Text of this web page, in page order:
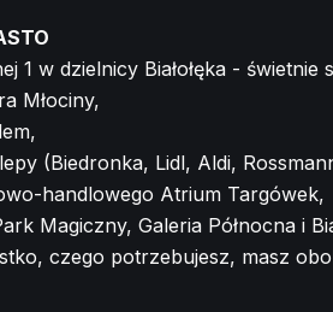
w dzielnicy Białołęka -
Młociny,
(Biedronka, Lidl, Aldi,
handlowego Atrium Targówek,
Magiczny, Galeria Północna i
czego potrzebujesz, masz